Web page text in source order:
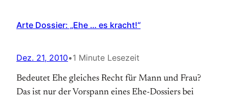
Arte Dossier: „Ehe … es kracht!“
Dez. 21, 2010•1 Minute Lesezeit
Bedeutet Ehe gleiches Recht für Mann und Frau?
Das ist nur der Vorspann eines Ehe-Dossiers bei